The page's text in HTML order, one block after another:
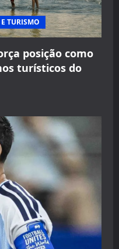
TURISMO
posição como
turísticos do